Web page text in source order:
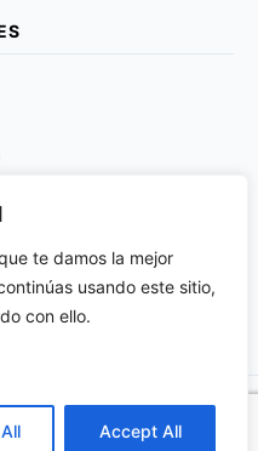
te damos la mejor
usando este sitio,
con ello.
Accept All
for aviation and
(PDF)
derechos reservados.